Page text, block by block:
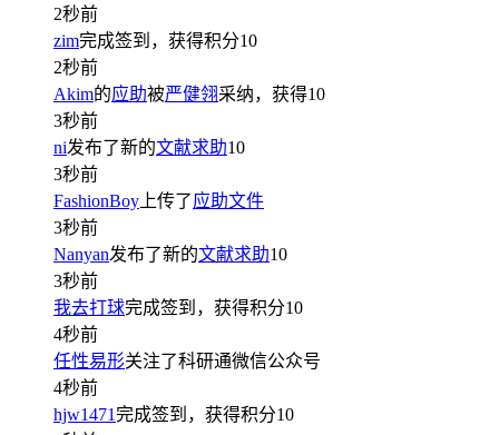
2秒前
zim完成签到，获得积分10
2秒前
Akim的应助被严健翎采纳，获得10
3秒前
ni发布了新的文献求助10
3秒前
FashionBoy上传了 应助文件
3秒前
Nanyan发布了新的文献求助10
3秒前
我去打球完成签到，获得积分10
4秒前
任性易形关注了科研通微信公众号
4秒前
hjw1471完成签到，获得积分10